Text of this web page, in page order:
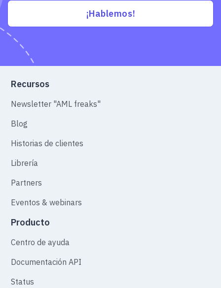
¡Hablemos!
Recursos
Newsletter "AML freaks"
Blog
Historias de clientes
Librería
Partners
Eventos & webinars
Producto
Centro de ayuda
Documentación API
Status